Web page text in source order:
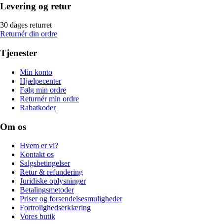
Levering og retur
30 dages returret
Returnér din ordre
Tjenester
Min konto
Hjælpecenter
Følg min ordre
Returnér min ordre
Rabatkoder
Om os
Hvem er vi?
Kontakt os
Salgsbetingelser
Retur & refundering
Juridiske oplysninger
Betalingsmetoder
Priser og forsendelsesmuligheder
Fortrolighedserklæring
Vores butik